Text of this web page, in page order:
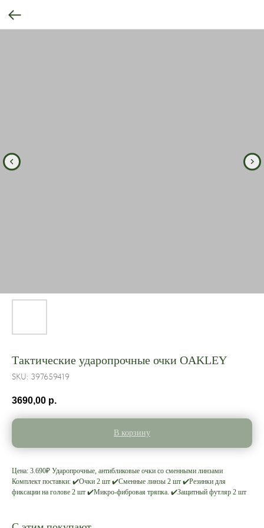
Тактические ударопрочные очки OAKLEY
SKU: 397659419
3690,00 р.
В корзину
Цена: 3.690₽ Ударопрочные, антибликовые очки со сменными линзами
Комплект поставки: ✔️Очки 2 шт ✔️Сменные линзы 2 шт ✔️Резинки для
фиксации на голове 2 шт ✔️Микро-фибровая тряпка. ✔️Защитный футляр 2 шт